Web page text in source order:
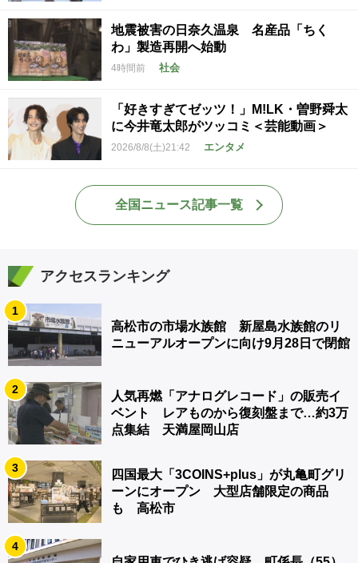
地震被害の日奈久温泉 名産品「ちく
わ」製造再開へ始動
4時間前 社会
「好きすぎてゼッツ！」M!LK・曽野舜太
に今井竜太郎がツッコミ＜芸能動画＞
2026/8/8(土)21:42 エンタメ
全国ニュース記事一覧
アクセスランキング
1
高松市の市場水族館 新屋島水族館のリ
ニューアルオープンに向け9月28日で閉館
2
人気再燃「アナログレコード」の販売イ
ベント レアものから復刻盤まで…約3万
点集結 天満屋岡山店
3
四国最大「3COINS+plus」が丸亀町グリ
ーンにオープン 大型店舗限定の商品
も 高松市
4